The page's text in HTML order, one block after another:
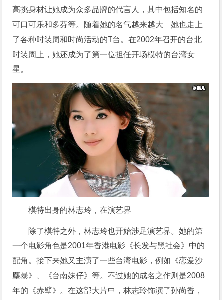
高挑身材让她成为众多品牌的代言人，其中包括知名的
可口可乐和多芬等。随着她的名气越来越大，她也走上
了各种时装周和时尚活动的T台。在2002年召开的台北
时装周上，她还成为了第一位担任开场模特的台湾女
星。
模特出身的林志玲，在演艺界
除了模特之外，林志玲也开始涉足演艺界。她的第
一个电影角色是2001年香港电影《长发与黑社会》中的
配角。接下来她又主演了一些台湾电影，例如《恋爱沙
塵暴》、《台南妹仔》等。不过她的成名之作则是2008
年的《赤壁》。在这部大片中，林志玲饰演了孙尚香，